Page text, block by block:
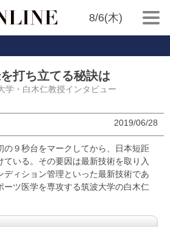
8/6(木)
打ち立てる秘訣は
学・白木仁教授インタビュー
2019/06/28
の９秒台をマークしてから、日本短距
ている。その要因は最新技術を取り入
ディション管理といった最新技術であ
ーツ医学を専攻する筑波大学の白木仁